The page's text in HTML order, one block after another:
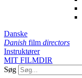
Danske
Danish film directors
Instruktører
MIT FILMDIR
Søg